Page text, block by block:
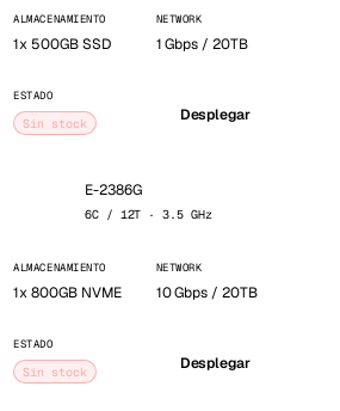
ALMACENAMIENTO
1x 500GB SSD
NETWORK
1 Gbps / 20TB
ESTADO
Sin stock Desplegar
E-2386G
6C / 12T · 3.5 GHz
ALMACENAMIENTO
1x 800GB NVME
NETWORK
10 Gbps / 20TB
ESTADO
Sin stock Desplegar